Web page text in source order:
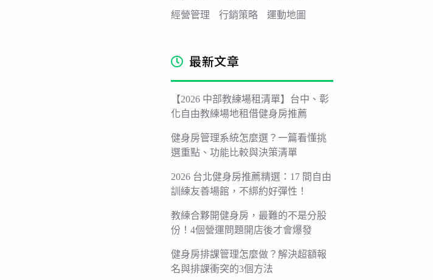
經營管理
行銷策略 運動地圖
最新文章
【2026 中部教練場租清單】台中、彰
化自由教練場地租借健身房推薦
健身房管理系統怎麼選？一篇看懂挑
選重點、功能比較與決策清單
2026 台北健身房推薦精選：17 間自由
訓練友善場館，不綁約好彈性！
教練合夥開健身房，最難的不是分股
份！4個營運問題開店後才會爆發
健身房排課管理怎麼做？解決超額報
名與排課衝突的3個方法